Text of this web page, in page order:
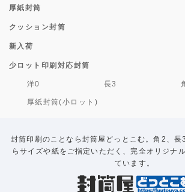
厚紙封筒
クッション封筒
新入荷
少ロット印刷対応封筒
洋0 長3
厚紙封筒(小ロット)
封筒印刷のことなら封筒屋どっとこむ。角2、長
らサイズや紙をご指定いただく、完全オリジナ
ています。